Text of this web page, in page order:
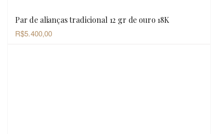
OLHADA RÁPIDA
Par de alianças tradicional 12 gr de ouro 18K
R$5.400,00